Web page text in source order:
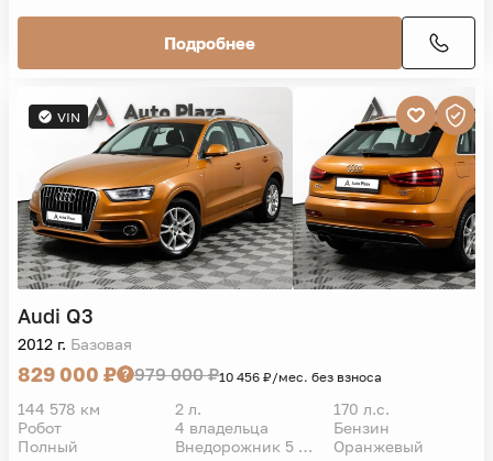
Подробнее
VIN
Audi Q3
2012 г. Базовая
829 000 ₽ 979 000 ₽10 456 ₽/мес. без взноса
144 578 км 2 л.
170 л.с.
Робот
4 владельца
Бензин
Полный
Внедорожник 5 дв. Оранжевый